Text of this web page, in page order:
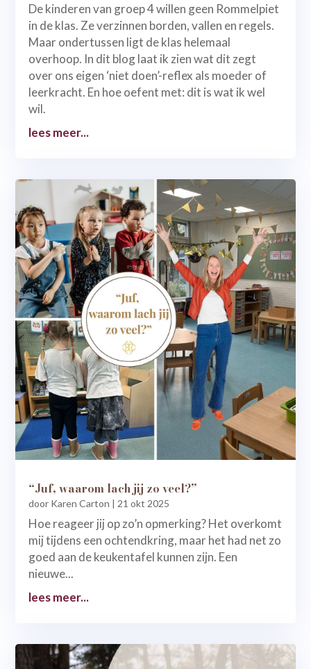
De kinderen van groep 4 willen geen Rommelpiet
in de klas. Ze verzinnen borden, vallen en regels.
Maar ondertussen ligt de klas helemaal
overhoop. In dit blog laat ik zien wat dit zegt
over ons eigen ‘niet doen’-reflex als moeder of
leerkracht. En hoe oefent met: dit is wat ik wel
wil.
lees meer...
“Juf, waarom lach jij zo veel?”
door Karen Carton |21 okt 2025
Hoe reageer jij op zo’n opmerking? Het overkomt
mij tijdens een ochtendkring, maar het had net zo
goed aan de keukentafel kunnen zijn. Een
nieuwe...
lees meer...